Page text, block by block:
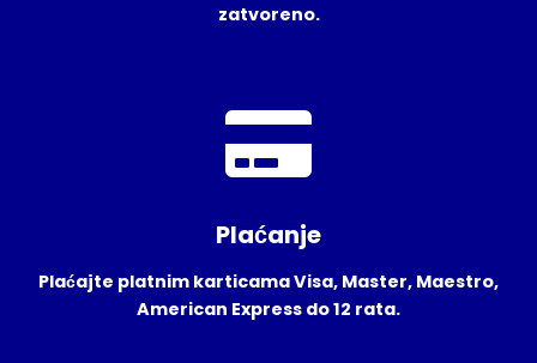
zatvoreno.
Plaćanje
Plaćajte platnim karticama Visa, Master, Maestro,
American Express do 12 rata.